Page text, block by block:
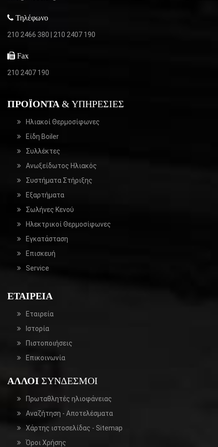
Τηλέφωνο
210 2466 380 210 2407 190
Fax
210 2407 190
ΠΡΟΪΌΝΤΑ & ΥΠΗΡΕΣΊΕΣ
Ηλιακοί Θερμοσίφωνες
Είδη Boiler
Συλλέκτες
Ανωξείδωτος Ηλιακός
Συστήματα Στήριξης
Εξαρτήματα
Σωλήνες Κενού
Ηλεκτρικοί Θερμοσίφωνες
Εγκατάσταση
Επισκευή
Service
ΕΤΑΙΡΕΊΑ
Εταιρεία
Ιστορία
Πιστοποιήσεις
Επικοινωνία
ΆΛΛΟΙ ΣΎΝΔΕΣΜΟΙ
Πρωταθλητές ηλιοφάνειας
Αναζήτηση - Αποτελέσματα
Χάρτης ιστοσελίδας - Sitemap
Όροι Χρήσης